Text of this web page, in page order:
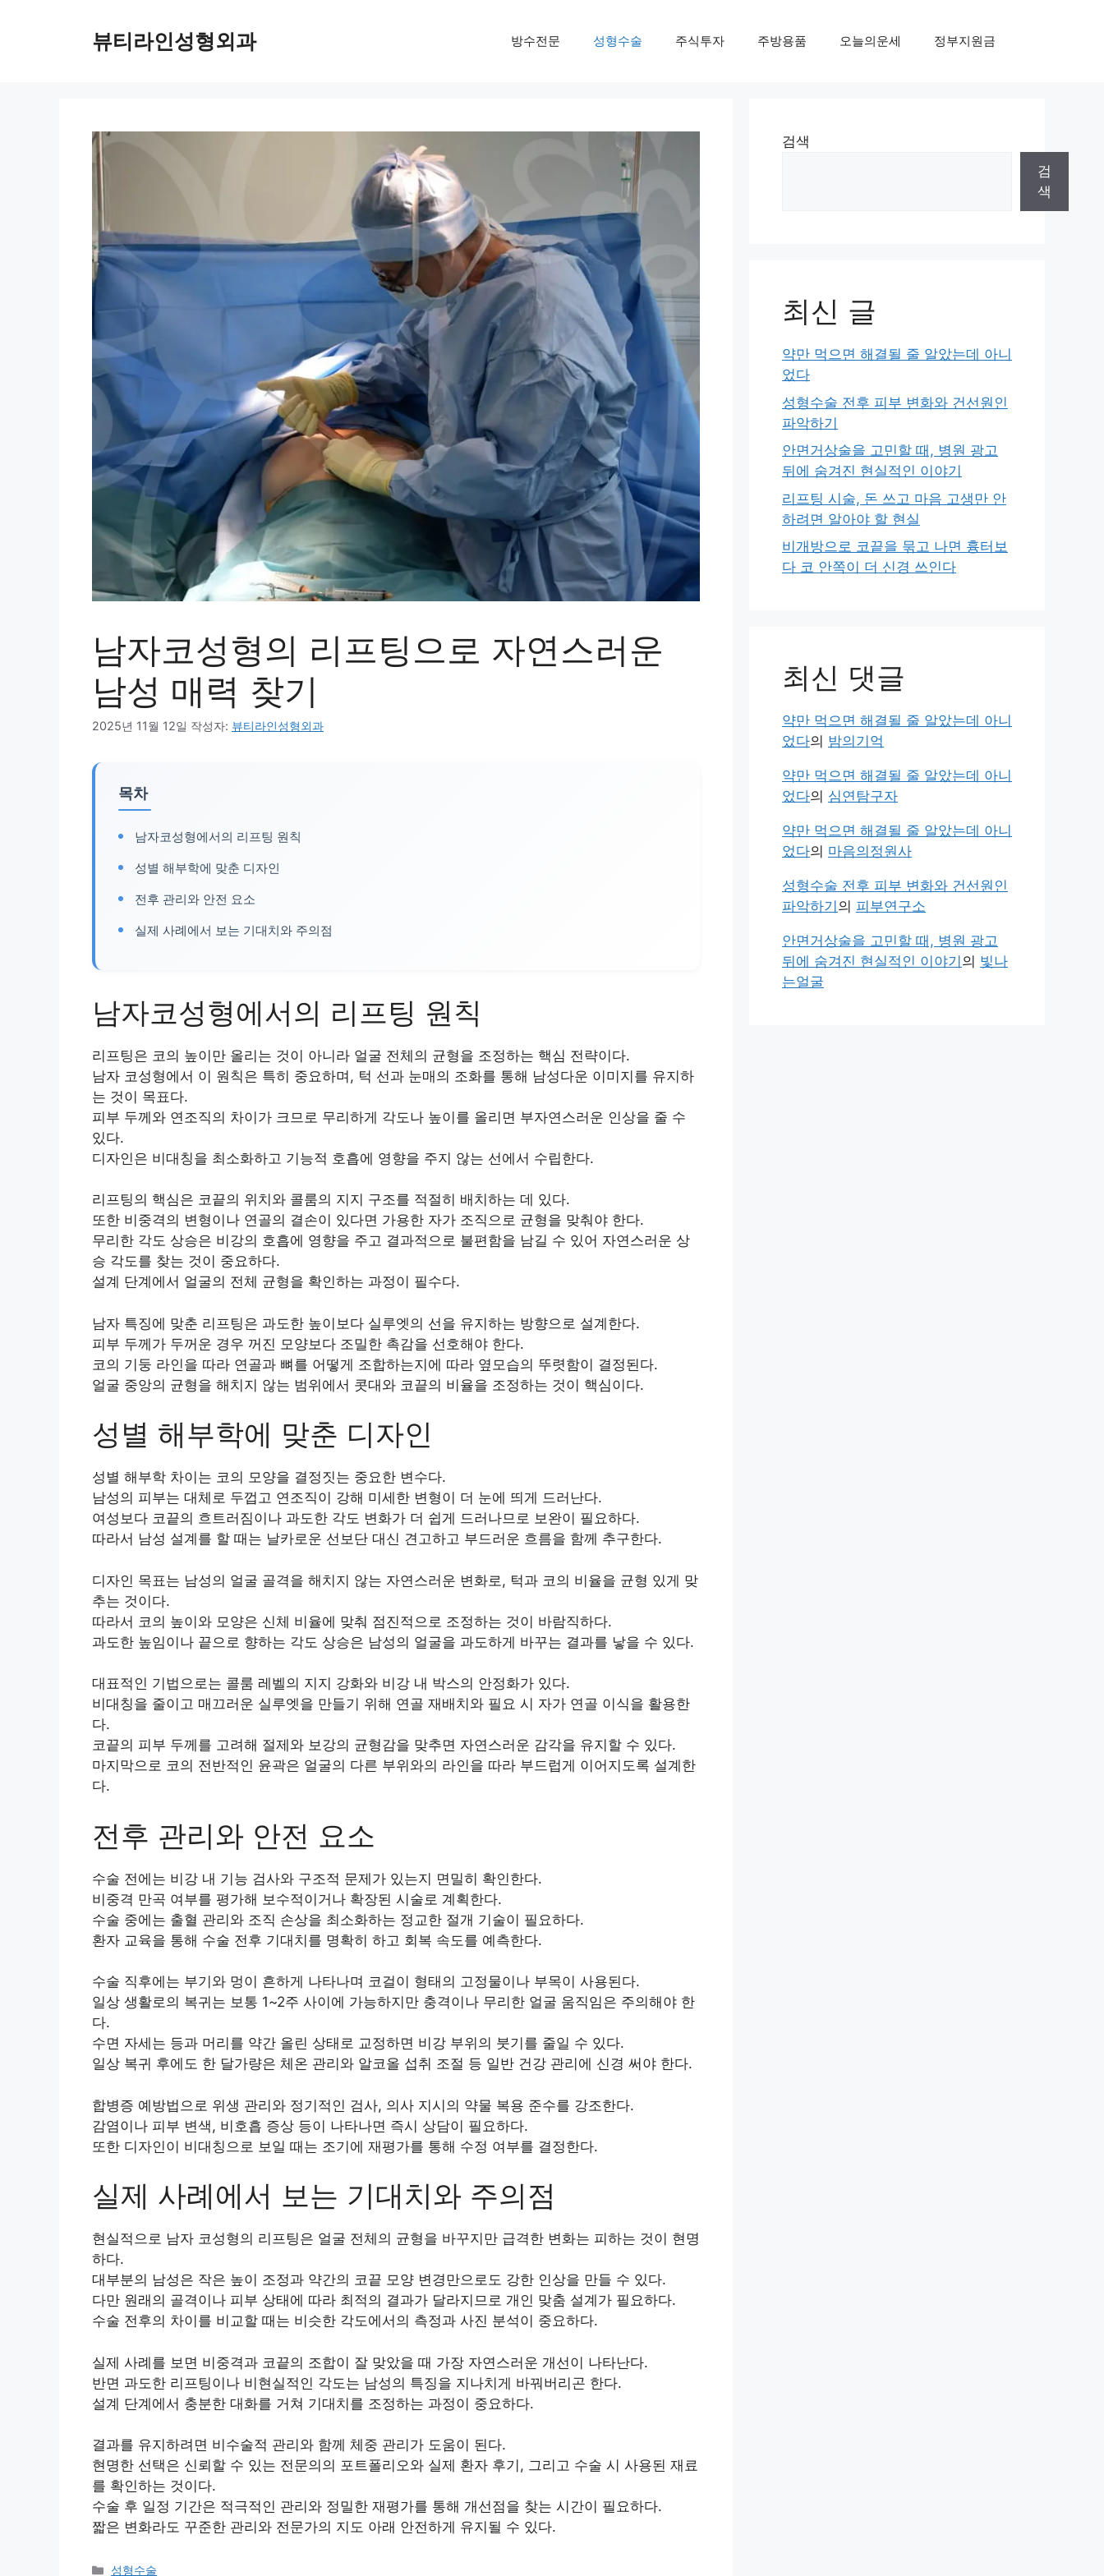
뷰티라인성형외과 방수전문 성형수술 주식투자 주방용품 오늘의운세 정부지원금
남자코성형의 리프팅으로 자연스러운
남성 매력 찾기
2025년 11월 12일 작성자: 뷰티라인성형외과
목차
남자코성형에서의 리프팅 원칙
성별 해부학에 맞춘 디자인
전후 관리와 안전 요소
실제 사례에서 보는 기대치와 주의점
남자코성형에서의 리프팅 원칙
리프팅은 코의 높이만 올리는 것이 아니라 얼굴 전체의 균형을 조정하는 핵심 전략이다.
남자 코성형에서 이 원칙은 특히 중요하며, 턱 선과 눈매의 조화를 통해 남성다운 이미지를 유지하
는 것이 목표다.
피부 두께와 연조직의 차이가 크므로 무리하게 각도나 높이를 올리면 부자연스러운 인상을 줄 수
있다.
디자인은 비대칭을 최소화하고 기능적 호흡에 영향을 주지 않는 선에서 수립한다.
리프팅의 핵심은 코끝의 위치와 콜룸의 지지 구조를 적절히 배치하는 데 있다.
또한 비중격의 변형이나 연골의 결손이 있다면 가용한 자가 조직으로 균형을 맞춰야 한다.
무리한 각도 상승은 비강의 호흡에 영향을 주고 결과적으로 불편함을 남길 수 있어 자연스러운 상
승 각도를 찾는 것이 중요하다.
설계 단계에서 얼굴의 전체 균형을 확인하는 과정이 필수다.
남자 특징에 맞춘 리프팅은 과도한 높이보다 실루엣의 선을 유지하는 방향으로 설계한다.
피부 두께가 두꺼운 경우 꺼진 모양보다 조밀한 촉감을 선호해야 한다.
코의 기둥 라인을 따라 연골과 뼈를 어떻게 조합하는지에 따라 옆모습의 뚜렷함이 결정된다.
얼굴 중앙의 균형을 해치지 않는 범위에서 콧대와 코끝의 비율을 조정하는 것이 핵심이다.
성별 해부학에 맞춘 디자인
성별 해부학 차이는 코의 모양을 결정짓는 중요한 변수다.
남성의 피부는 대체로 두껍고 연조직이 강해 미세한 변형이 더 눈에 띄게 드러난다.
여성보다 코끝의 흐트러짐이나 과도한 각도 변화가 더 쉽게 드러나므로 보완이 필요하다.
따라서 남성 설계를 할 때는 날카로운 선보단 대신 견고하고 부드러운 흐름을 함께 추구한다.
디자인 목표는 남성의 얼굴 골격을 해치지 않는 자연스러운 변화로, 턱과 코의 비율을 균형 있게 맞
추는 것이다.
따라서 코의 높이와 모양은 신체 비율에 맞춰 점진적으로 조정하는 것이 바람직하다.
과도한 높임이나 끝으로 향하는 각도 상승은 남성의 얼굴을 과도하게 바꾸는 결과를 낳을 수 있다.
대표적인 기법으로는 콜룸 레벨의 지지 강화와 비강 내 박스의 안정화가 있다.
비대칭을 줄이고 매끄러운 실루엣을 만들기 위해 연골 재배치와 필요 시 자가 연골 이식을 활용한
다.
코끝의 피부 두께를 고려해 절제와 보강의 균형감을 맞추면 자연스러운 감각을 유지할 수 있다.
마지막으로 코의 전반적인 윤곽은 얼굴의 다른 부위와의 라인을 따라 부드럽게 이어지도록 설계한
다.
전후 관리와 안전 요소
수술 전에는 비강 내 기능 검사와 구조적 문제가 있는지 면밀히 확인한다.
비중격 만곡 여부를 평가해 보수적이거나 확장된 시술로 계획한다.
수술 중에는 출혈 관리와 조직 손상을 최소화하는 정교한 절개 기술이 필요하다.
환자 교육을 통해 수술 전후 기대치를 명확히 하고 회복 속도를 예측한다.
수술 직후에는 부기와 멍이 흔하게 나타나며 코걸이 형태의 고정물이나 부목이 사용된다.
일상 생활로의 복귀는 보통 1~2주 사이에 가능하지만 충격이나 무리한 얼굴 움직임은 주의해야 한
다.
수면 자세는 등과 머리를 약간 올린 상태로 교정하면 비강 부위의 붓기를 줄일 수 있다.
일상 복귀 후에도 한 달가량은 체온 관리와 알코올 섭취 조절 등 일반 건강 관리에 신경 써야 한다.
합병증 예방법으로 위생 관리와 정기적인 검사, 의사 지시의 약물 복용 준수를 강조한다.
감염이나 피부 변색, 비호흡 증상 등이 나타나면 즉시 상담이 필요하다.
또한 디자인이 비대칭으로 보일 때는 조기에 재평가를 통해 수정 여부를 결정한다.
실제 사례에서 보는 기대치와 주의점
현실적으로 남자 코성형의 리프팅은 얼굴 전체의 균형을 바꾸지만 급격한 변화는 피하는 것이 현명
하다.
대부분의 남성은 작은 높이 조정과 약간의 코끝 모양 변경만으로도 강한 인상을 만들 수 있다.
다만 원래의 골격이나 피부 상태에 따라 최적의 결과가 달라지므로 개인 맞춤 설계가 필요하다.
수술 전후의 차이를 비교할 때는 비슷한 각도에서의 측정과 사진 분석이 중요하다.
실제 사례를 보면 비중격과 코끝의 조합이 잘 맞았을 때 가장 자연스러운 개선이 나타난다.
반면 과도한 리프팅이나 비현실적인 각도는 남성의 특징을 지나치게 바꿔버리곤 한다.
설계 단계에서 충분한 대화를 거쳐 기대치를 조정하는 과정이 중요하다.
결과를 유지하려면 비수술적 관리와 함께 체중 관리가 도움이 된다.
현명한 선택은 신뢰할 수 있는 전문의의 포트폴리오와 실제 환자 후기, 그리고 수술 시 사용된 재료
를 확인하는 것이다.
수술 후 일정 기간은 적극적인 관리와 정밀한 재평가를 통해 개선점을 찾는 시간이 필요하다.
짧은 변화라도 꾸준한 관리와 전문가의 지도 아래 안전하게 유지될 수 있다.
카
성형수술
검색
검
색
최신 글
약만 먹으면 해결될 줄 알았는데 아니
었다
성형수술 전후 피부 변화와 건선원인
파악하기
안면거상술을 고민할 때, 병원 광고
뒤에 숨겨진 현실적인 이야기
리프팅 시술, 돈 쓰고 마음 고생만 안
하려면 알아야 할 현실
비개방으로 코끝을 묶고 나면 흉터보
다 코 안쪽이 더 신경 쓰인다
최신 댓글
약만 먹으면 해결될 줄 알았는데 아니
었다의 밤의기억
약만 먹으면 해결될 줄 알았는데 아니
었다의 심연탐구자
약만 먹으면 해결될 줄 알았는데 아니
었다의 마음의정원사
성형수술 전후 피부 변화와 건선원인
파악하기 의 피부연구소
안면거상술을 고민할 때, 병원 광고
뒤에 숨겨진 현실적인 이야기 의 빛나
는얼굴